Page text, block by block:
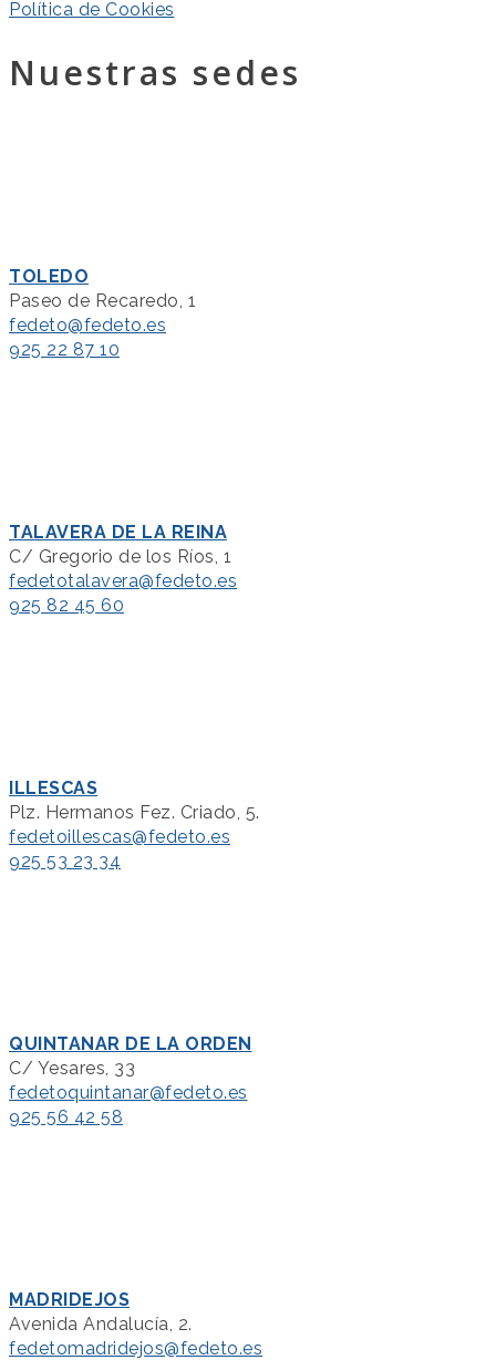
Política de Cookies
Nuestras sedes
TOLEDO
Paseo de Recaredo, 1
fedeto@fedeto.es
925 22 87 10
TALAVERA DE LA REINA
C/ Gregorio de los Ríos, 1
fedetotalavera@fedeto.es
925 82 45 60
ILLESCAS
Plz. Hermanos Fez. Criado, 5.
fedetoillescas@fedeto.es
925 53 23 34
QUINTANAR DE LA ORDEN
C/ Yesares, 33
fedetoquintanar@fedeto.es
925 56 42 58
MADRIDEJOS
Avenida Andalucía, 2.
fedetomadridejos@fedeto.es